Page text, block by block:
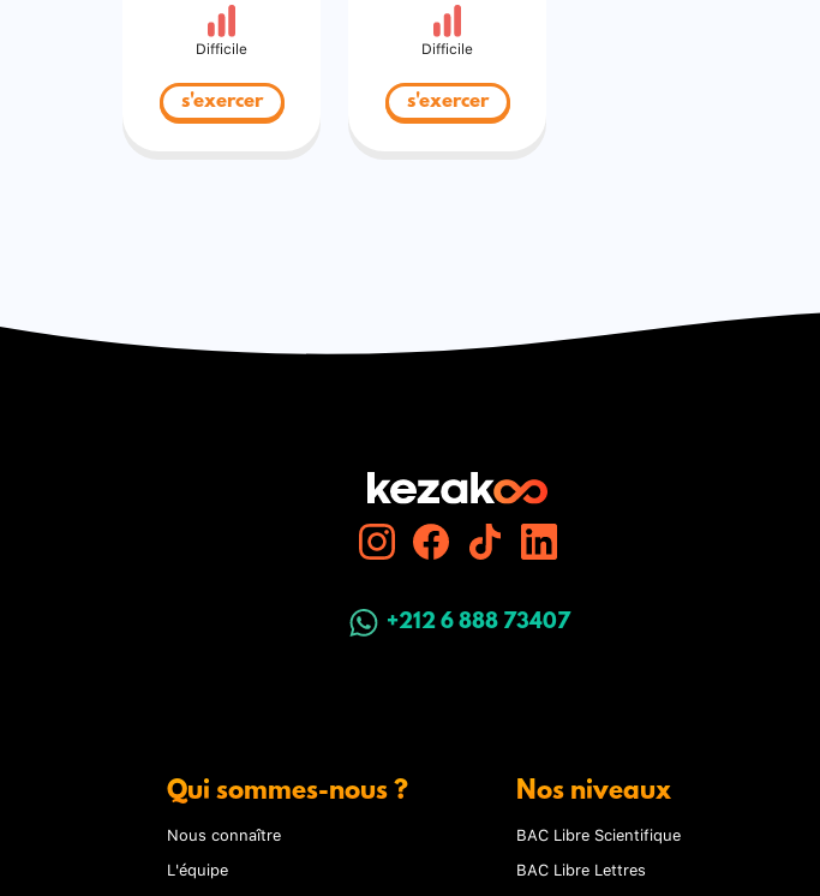
Difficile
s'exercer
Difficile
s'exercer
+212 6 888 73407
Qui sommes-nous ?
Nous connaître
L'équipe
Nos niveaux
BAC Libre Scientifique
BAC Libre Lettres